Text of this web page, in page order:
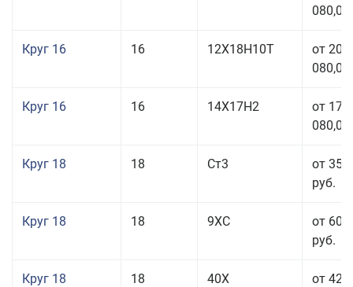
080,00
Круг 16 16 12Х18Н10Т
от 209
080,00
Круг 16 16 14Х17Н2
от 175
080,00
Круг 18 18 Ст3
от 35
руб.
Круг 18 18 9ХС
от 60
руб.
Круг 18 18 40Х
от 42